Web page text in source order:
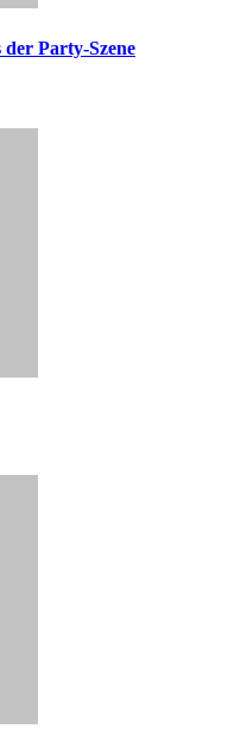
der Party-Szene